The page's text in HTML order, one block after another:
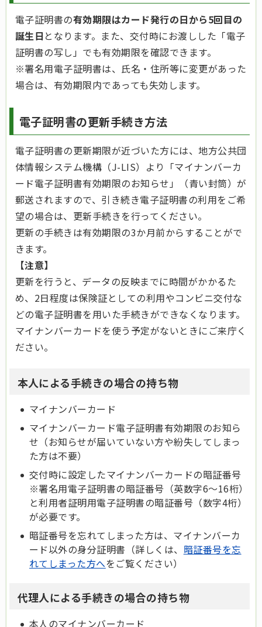
電子証明書の有効期限はカード発行の日から5回目の
誕生日 となります。また、交付時にお渡しした「電子
証明書の写し」でも有効期限を確認できます。
※署名用電子証明書は、氏名・住所等に変更があった
場合は、有効期限内であっても失効します。
電子証明書の更新手続き方法
電子証明書の更新期限が近づいた方には、地方公共団
体情報システム機構（J-LIS）より「マイナンバーカ
ード電子証明書有効期限のお知らせ」（青い封筒）が
郵送されますので、引き続き電子証明書の利用をご希
望の場合は、更新手続きを行ってください。
更新の手続きは有効期限の3か月前からすることがで
きます。
【注意】
更新を行うと、データの反映までに時間がかかるた
め、2日程度は保険証としての利用やコンビニ交付な
どの電子証明書を用いた手続きができなくなります。
マイナンバーカードを使う予定がないときにご来庁く
ださい。
本人による手続きの場合の持ち物
マイナンバーカード
マイナンバーカード電子証明書有効期限のお知ら
せ（お知らせが届いていない方や紛失してしまっ
た方は不要）
交付時に設定したマイナンバーカードの暗証番号
※署名用電子証明書の暗証番号（英数字6～16桁）
と利用者証明用電子証明書の暗証番号（数字4桁）
が必要です。
暗証番号を忘れてしまった方は、マイナンバーカ
ード以外の身分証明書（詳しくは、 暗証番号を忘
れてしまった方へをご覧ください）
代理人による手続きの場合の持ち物
本人のマイナンバーカード